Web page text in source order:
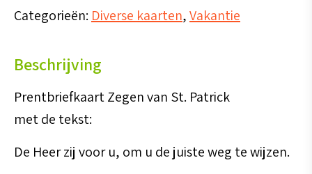
St.
aantal
Categorieën: Diverse kaarten,Vakantie
Beschrijving
Prentbriefkaart Zegen van St. Patrick
met de tekst:
De Heer zij voor u, om u de juiste weg te wijzen.